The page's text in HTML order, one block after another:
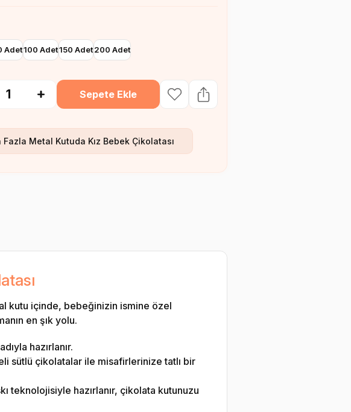
Adet100 Adet150 Adet200 Adet
Sepete Ekle
Fazla Metal Kutuda Kız Bebek Çikolatası
kutu içinde, bebeğinizin ismine özel
en şık yolu.
hazırlanır.
sütlü çikolatalar ile misafirlerinize tatlı bir
teknolojisiyle hazırlanır, çikolata kutunuzu